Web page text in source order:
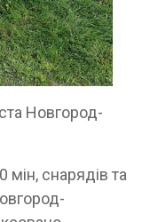
Новгород-
мін, снарядів та